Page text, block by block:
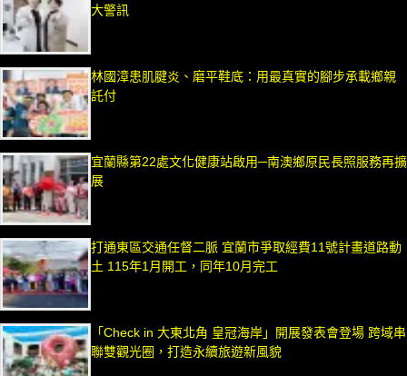
大警訊
林國漳患肌腱炎、磨平鞋底：用最真實的腳步承載鄉親
託付
宜蘭縣第22處文化健康站啟用─南澳鄉原民長照服務再擴
展
打通東區交通任督二脈 宜蘭市爭取經費11號計畫道路動
土 115年1月開工，同年10月完工
「Check in 大東北角 皇冠海岸」開展發表會登場 跨域串
聯雙觀光圈，打造永續旅遊新風貌